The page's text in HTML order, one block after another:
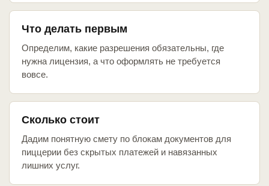
Что делать первым
Определим, какие разрешения обязательны, где
нужна лицензия, а что оформлять не требуется
вовсе.
Сколько стоит
Дадим понятную смету по блокам документов для
пиццерии без скрытых платежей и навязанных
лишних услуг.